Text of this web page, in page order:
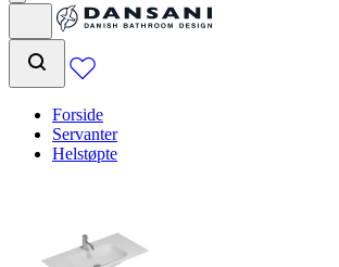
Forside
Servanter
Helstøpte